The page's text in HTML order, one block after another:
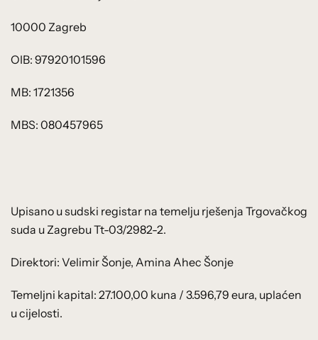
10000 Zagreb
OIB: 97920101596
MB: 1721356
MBS: 080457965
Upisano u sudski registar na temelju rješenja Trgovačkog
suda u Zagrebu Tt-03/2982-2.
Direktori: Velimir Šonje, Amina Ahec Šonje
Temeljni kapital: 27.100,00 kuna / 3.596,79 eura, uplaćen
u cijelosti.